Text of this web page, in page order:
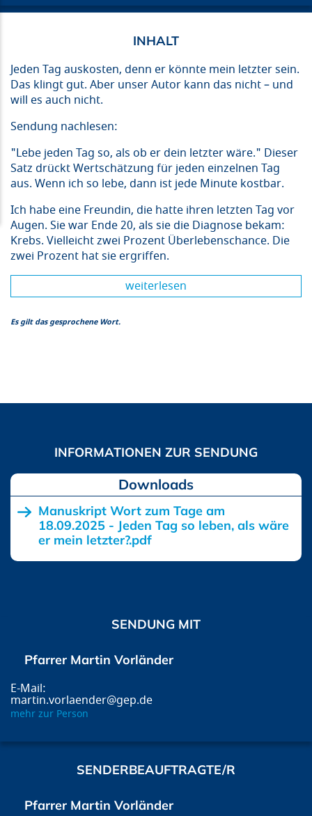
Jeden Tag auskosten, denn er könnte mein letzter sein.
Das klingt gut. Aber unser Autor kann das nicht – und
will es auch nicht.
Sendung nachlesen:
"Lebe jeden Tag so, als ob er dein letzter wäre." Dieser
Satz drückt Wertschätzung für jeden einzelnen Tag
aus. Wenn ich so lebe, dann ist jede Minute kostbar.
Ich habe eine Freundin, die hatte ihren letzten Tag vor
Augen. Sie war Ende 20, als sie die Diagnose bekam:
Krebs. Vielleicht zwei Prozent Überlebenschance. Die
zwei Prozent hat sie ergriffen.
weiterlesen
Es gilt das gesprochene Wort.
Downloads
Manuskript Wort zum Tage am
18.09.2025 - Jeden Tag so leben, als wäre
er mein letzter?.pdf
SENDUNG MIT
Pfarrer Martin Vorländer
martin.vorlaender@gep.de
mehr zur Person
SENDERBEAUFTRAGTE/R
Pfarrer Martin Vorländer